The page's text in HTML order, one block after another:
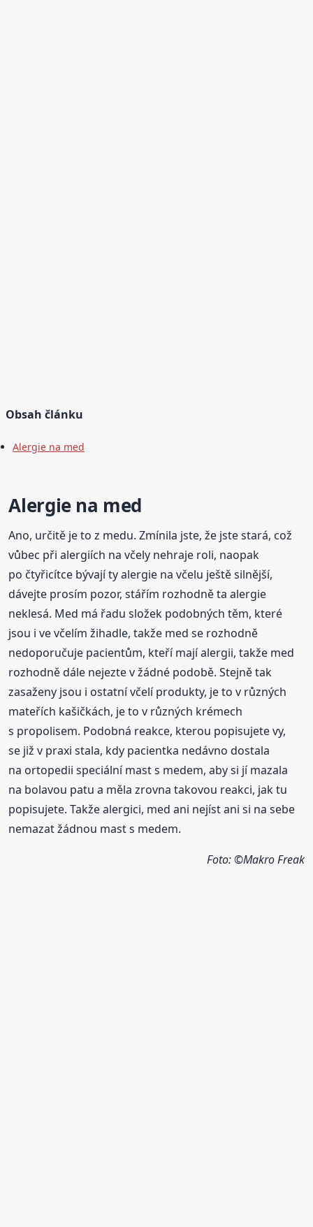
Obsah článku
Alergie na med
Alergie na med
Ano, určitě je to z medu. Zmínila jste, že jste stará, což
vůbec při alergiích na včely nehraje roli, naopak
po čtyřicítce bývají ty alergie na včelu ještě silnější,
dávejte prosím pozor, stářím rozhodně ta alergie
neklesá. Med má řadu složek podobných těm, které
jsou i ve včelím žihadle, takže med se rozhodně
nedoporučuje pacientům, kteří mají alergii, takže med
rozhodně dále nejezte v žádné podobě. Stejně tak
zasaženy jsou i ostatní včelí produkty, je to v různých
mateřích kašičkách, je to v různých krémech
s propolisem. Podobná reakce, kterou popisujete vy,
se již v praxi stala, kdy pacientka nedávno dostala
na ortopedii speciální mast s medem, aby si jí mazala
na bolavou patu a měla zrovna takovou reakci, jak tu
popisujete. Takže alergici, med ani nejíst ani si na sebe
nemazat žádnou mast s medem.
Foto: ©Makro Freak